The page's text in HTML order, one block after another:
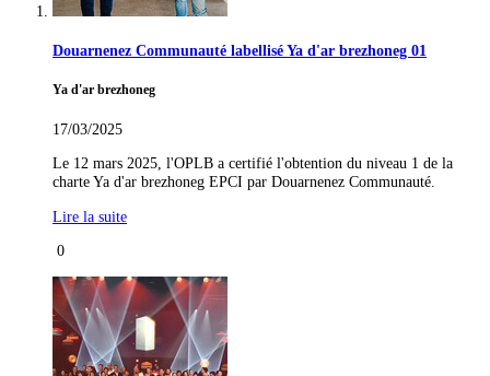
Douarnenez Communauté labellisé Ya d'ar brezhoneg 01
Ya d'ar brezhoneg
17/03/2025
Le 12 mars 2025, l'OPLB a certifié l'obtention du niveau 1 de la
charte Ya d'ar brezhoneg EPCI par Douarnenez Communauté.
Lire la suite
0